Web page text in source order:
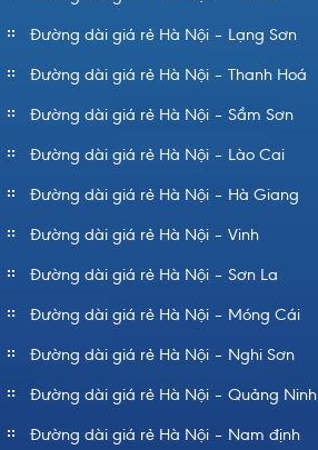
Đường dài giá rẻ Hà Nội – Lạng Sơn
Đường dài giá rẻ Hà Nội – Thanh Hoá
Đường dài giá rẻ Hà Nội – Sầm Sơn
Đường dài giá rẻ Hà Nội – Lào Cai
Đường dài giá rẻ Hà Nội – Hà Giang
Đường dài giá rẻ Hà Nội – Vinh
Đường dài giá rẻ Hà Nội – Sơn La
Đường dài giá rẻ Hà Nội – Móng Cái
Đường dài giá rẻ Hà Nội – Nghi Sơn
Đường dài giá rẻ Hà Nội – Quảng Ninh
Đường dài giá rẻ Hà Nội – Nam định